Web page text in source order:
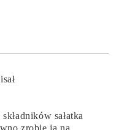
sałatka
zrobię ją na